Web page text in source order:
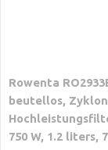
Rowenta
beutellos,
750 W, 1.2 liters,